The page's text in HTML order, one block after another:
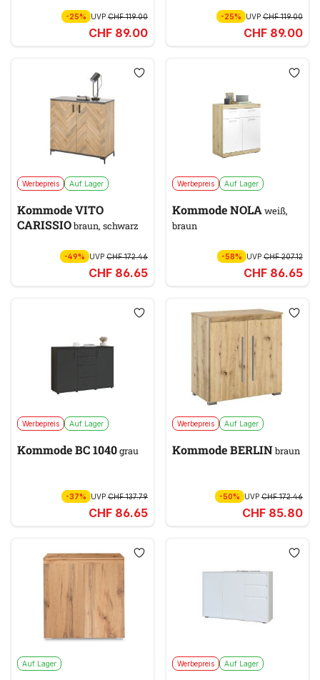
-25% UVP CHF 119.00
CHF 89.00
-25% UVPCHF 119.00
CHF 89.00
Werbepreis Auf Lager
Kommode VITO
CARISSIObraun, schwarz
-49% UVP CHF 172.46
CHF 86.65
Werbepreis Auf Lager
Kommode NOLAweiß,
braun
-58% UVPCHF 207.12
CHF 86.65
Werbepreis Auf Lager
Kommode BC 1040grau
-37% UVP CHF 137.79
CHF 86.65
Werbepreis Auf Lager
Kommode BERLINbraun
-50% UVPCHF 172.46
CHF 85.80
Auf Lager Werbepreis Auf Lager